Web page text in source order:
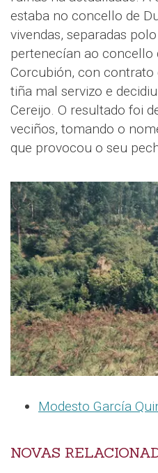
estaba no concello de
vivendas, separadas
pertenecían ao concello
Corcubión, con contrato
tiña mal servizo e
Cereijo. O resultado foi
veciños, tomando o
que provocou o seu
Modesto García
NOVAS